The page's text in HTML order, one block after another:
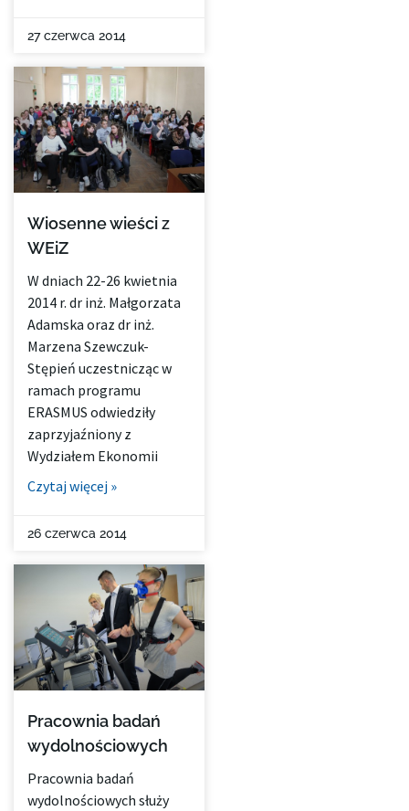
27 czerwca 2014
Wiosenne wieści z
WEiZ
W dniach 22-26 kwietnia
2014 r. dr inż. Małgorzata
Adamska oraz dr inż.
Marzena Szewczuk-
Stępień uczestnicząc w
ramach programu
ERASMUS odwiedziły
zaprzyjaźniony z
Wydziałem Ekonomii
Czytaj więcej »
26 czerwca 2014
Pracownia badań
wydolnościowych
Pracownia badań
wydolnościowych służy